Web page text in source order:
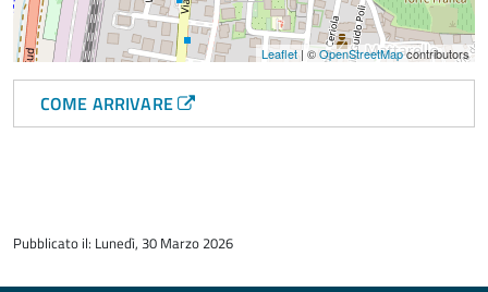
Leaflet | ©OpenStreetMapcontributors
COME ARRIVARE
del
Pubblicato il: Lunedì, 30 Marzo 2026